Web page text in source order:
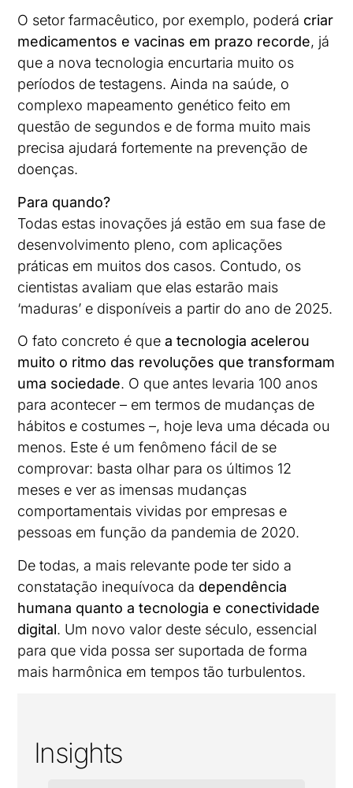
O setor farmacêutico, por exemplo, poderá criar
medicamentos e vacinas em prazo recorde, já
que a nova tecnologia encurtaria muito os
períodos de testagens. Ainda na saúde, o
complexo mapeamento genético feito em
questão de segundos e de forma muito mais
precisa ajudará fortemente na prevenção de
doenças.
Para quando?
Todas estas inovações já estão em sua fase de
desenvolvimento pleno, com aplicações
práticas em muitos dos casos. Contudo, os
cientistas avaliam que elas estarão mais
‘maduras’ e disponíveis a partir do ano de 2025.
O fato concreto é quea tecnologia acelerou
muito o ritmo das revoluções que transformam
uma sociedade. O que antes levaria 100 anos
para acontecer – em termos de mudanças de
hábitos e costumes –, hoje leva uma década ou
menos. Este é um fenômeno fácil de se
comprovar: basta olhar para os últimos 12
meses e ver as imensas mudanças
comportamentais vividas por empresas e
pessoas em função da pandemia de 2020.
De todas, a mais relevante pode ter sido a
constatação inequívoca da dependência
humana quanto a tecnologia e conectividade
digital. Um novo valor deste século, essencial
para que vida possa ser suportada de forma
mais harmônica em tempos tão turbulentos.
Insights